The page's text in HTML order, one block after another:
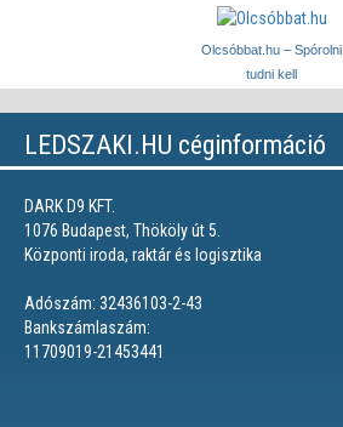
Olcsóbbat.hu – Spórolni
tudni kell
LEDSZAKI.HU céginformáció
DARK D9 KFT.
1076 Budapest, Thököly út 5.
Központi iroda, raktár és logisztika
Adószám: 32436103-2-43
Bankszámlaszám:
11709019-21453441